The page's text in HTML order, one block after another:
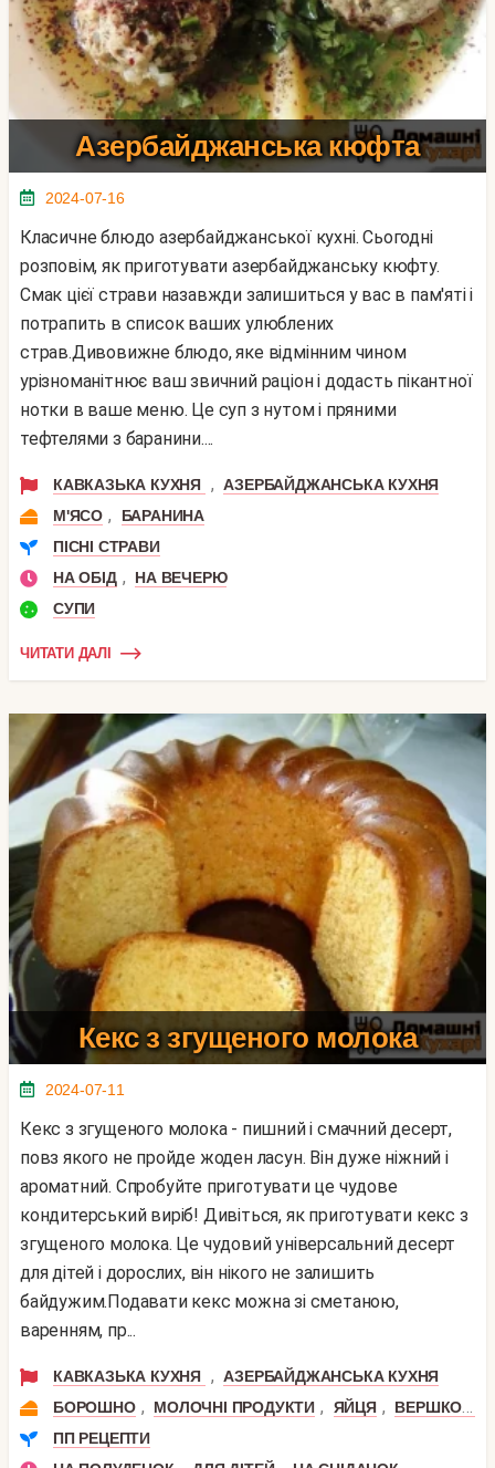
Азербайджанська кюфта
2024-07-16
Класичне блюдо азербайджанської кухні. Сьогодні
розповім, як приготувати азербайджанську кюфту.
Смак цієї страви назавжди залишиться у вас в пам'яті і
потрапить в список ваших улюблених
страв.Дивовижне блюдо, яке відмінним чином
урізноманітнює ваш звичний раціон і додасть пікантної
нотки в ваше меню. Це суп з нутом і пряними
тефтелями з баранини....
КАВКАЗЬКА КУХНЯ , АЗЕРБАЙДЖАНСЬКА КУХНЯ
М'ЯСО ,
БАРАНИНА
ПІСНІ СТРАВИ
НА ОБІД ,
НА ВЕЧЕРЮ
СУПИ
ЧИТАТИ ДАЛІ
Кекс з згущеного молока
2024-07-11
Кекс з згущеного молока - пишний і смачний десерт,
повз якого не пройде жоден ласун. Він дуже ніжний і
ароматний. Спробуйте приготувати це чудове
кондитерський виріб! Дивіться, як приготувати кекс з
згущеного молока. Це чудовий універсальний десерт
для дітей і дорослих, він нікого не залишить
байдужим.Подавати кекс можна зі сметаною,
варенням, пр...
КАВКАЗЬКА КУХНЯ , АЗЕРБАЙДЖАНСЬКА КУХНЯ
БОРОШНО , МОЛОЧНІ ПРОДУКТИ , ЯЙЦЯ ,
ВЕРШКОВЕ МАСЛО
ПП РЕЦЕПТИ